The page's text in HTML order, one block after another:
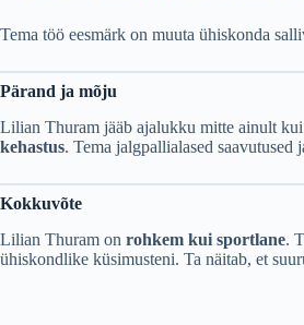
Tema töö eesmärk on muuta ühiskonda
Pärand ja mõju
Lilian Thuram jääb ajalukku mitte ainult
kehastus. Tema jalgpallialased
Kokkuvõte
Lilian Thuram on rohkem kui sportlane.
ühiskondlike küsimusteni. Ta näitab, et